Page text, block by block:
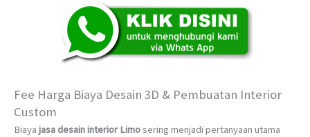
Fee Harga Biaya Desain 3D & Pembuatan Interior
Custom
Biaya jasa desain interior Limosering menjadi pertanyaan utama